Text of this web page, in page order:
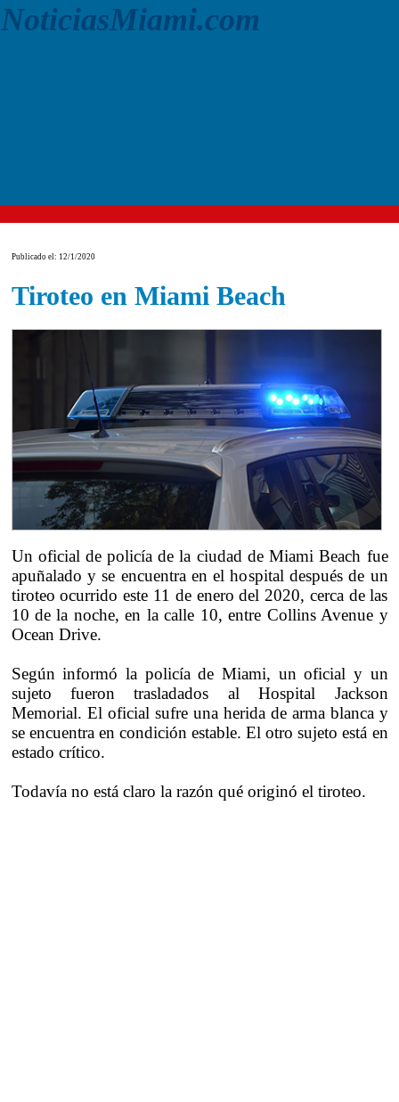
NoticiasMiami.com
Publicado el: 12/1/2020
Tiroteo en Miami Beach
Un oficial de policía de la ciudad de Miami Beach fue
apuñalado y se encuentra en el hospital después de un
tiroteo ocurrido este 11 de enero del 2020, cerca de las
10 de la noche, en la calle 10, entre Collins Avenue y
Ocean Drive.
Según informó la policía de Miami, un oficial y un
sujeto fueron trasladados al Hospital Jackson
Memorial. El oficial sufre una herida de arma blanca y
se encuentra en condición estable. El otro sujeto está en
estado crítico.
Todavía no está claro la razón qué originó el tiroteo.